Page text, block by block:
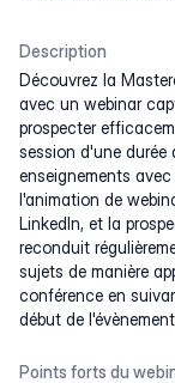
Description
Découvrez la
avec un webinar
prospecter
session d'une durée
enseignements
l'animation de
LinkedIn, et la
reconduit
sujets de manière
conférence en
début de
Points forts du